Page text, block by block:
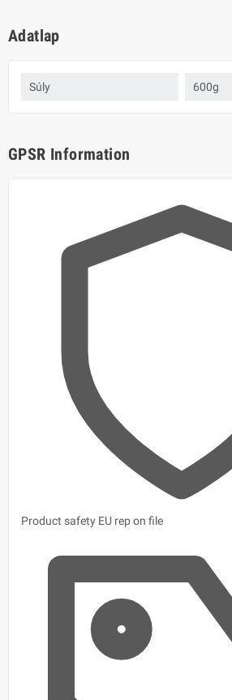
Adatlap
Súly 600g
GPSR Information
Product safety EU rep on file